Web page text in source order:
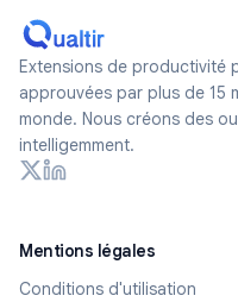
Extensions de productivité
approuvées par plus de 15
monde. Nous créons des
intelligemment.
Mentions légales
Conditions d'utilisation